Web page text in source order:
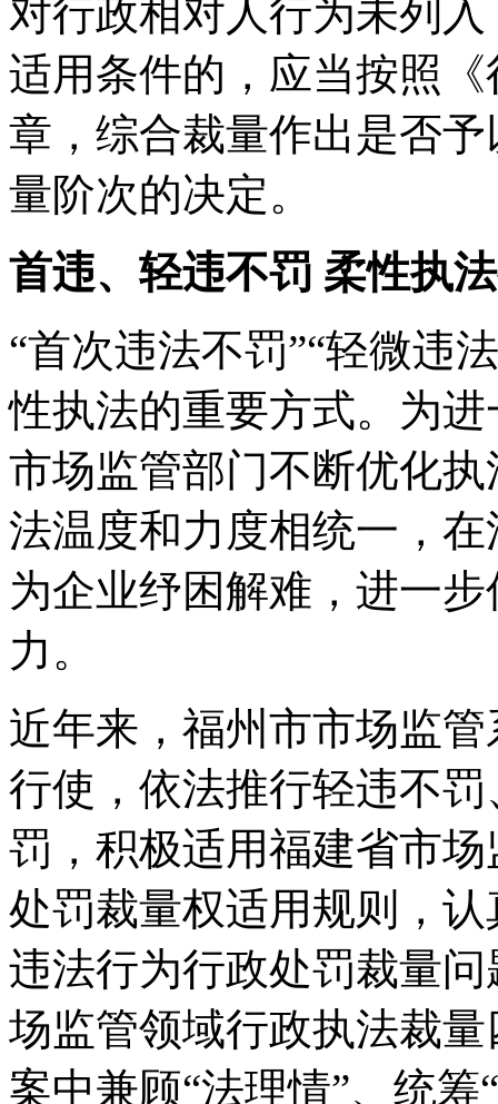
对行政相对人行为未列
适用条件的，应当按照
章，综合裁量作出是否
量阶次的决定。
首违、轻违不罚 柔性执
“首次违法不罚”“轻微违
性执法的重要方式。为
市场监管部门不断优化
法温度和力度相统一，
为企业纾困解难，进一
力。
近年来，福州市市场监
行使，依法推行轻违不
罚，积极适用福建省市
处罚裁量权适用规则，
违法行为行政处罚裁量
场监管领域行政执法裁
案中兼顾“法理情”、统